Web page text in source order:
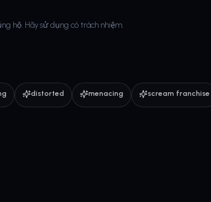
hộ. Hãy sử dụng có trách nhiệm.
distorted menacing scream franchise